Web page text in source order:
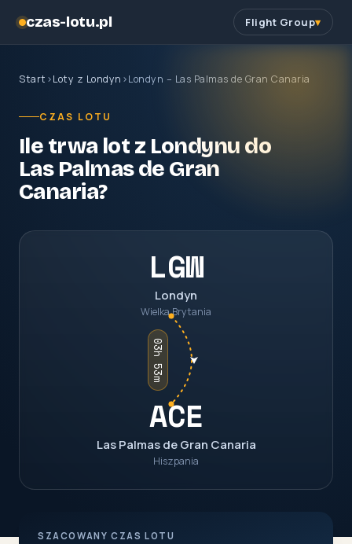
czas-lotu.pl Flight Group
Start ›Loty z Londyn ›Londyn – Las Palmas de Gran Canaria
CZAS LOTU
Ile trwa lot z Londynu do
Las Palmas de Gran
Canaria?
LGW
Londyn
Wielka Brytania
03h 53m
ACE
Las Palmas de Gran Canaria
Hiszpania
SZACOWANY CZAS LOTU